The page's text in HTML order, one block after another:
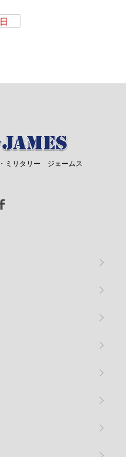
ミリタリー ジェームス